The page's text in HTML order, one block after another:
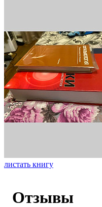
листать книгу
Отзывы